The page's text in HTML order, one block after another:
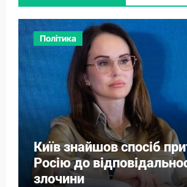
Політика
Київ знайшов спосіб
Росію до
злочини